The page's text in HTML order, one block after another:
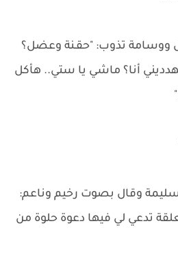
ووسامة تذوب: "حقـنة وعضل؟
أنا؟ ماشي يا ستي.. هأكل
وقال بصوت رخيم وناعم:
تدعي لي فيها دعوة حلوة من